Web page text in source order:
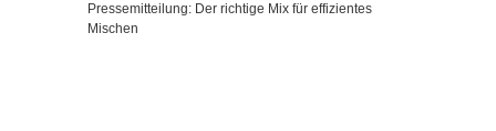
Pressemitteilung: Der richtige Mix für effizientes
Mischen